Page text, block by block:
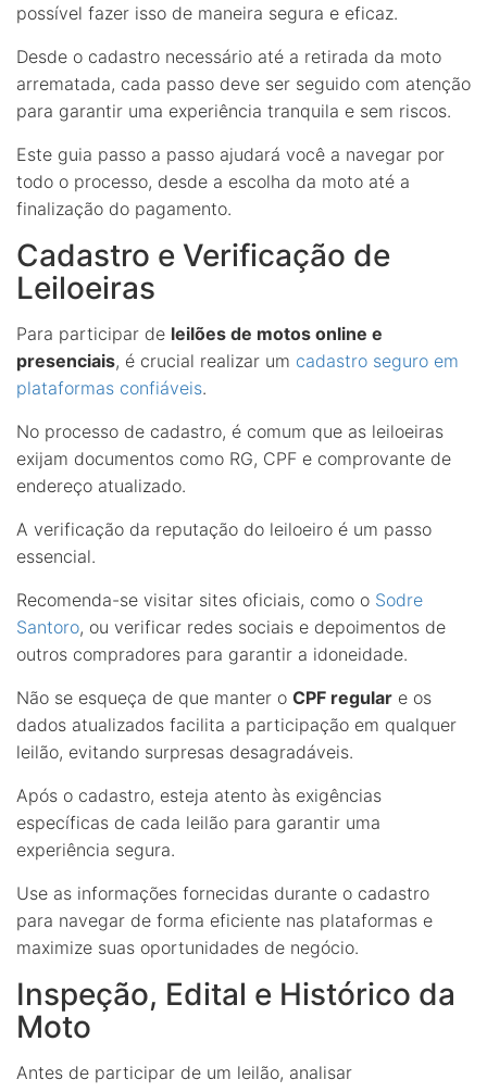
possível fazer isso de maneira segura e eficaz.
Desde o cadastro necessário até a retirada da moto
arrematada, cada passo deve ser seguido com atenção
para garantir uma experiência tranquila e sem riscos.
Este guia passo a passo ajudará você a navegar por
todo o processo, desde a escolha da moto até a
finalização do pagamento.
Cadastro e Verificação de
Leiloeiras
Para participar de leilões de motos online e
presenciais, é crucial realizar um cadastro seguro em
plataformas confiáveis.
No processo de cadastro, é comum que as leiloeiras
exijam documentos como RG, CPF e comprovante de
endereço atualizado.
A verificação da reputação do leiloeiro é um passo
essencial.
Recomenda-se visitar sites oficiais, como o Sodre
Santoro, ou verificar redes sociais e depoimentos de
outros compradores para garantir a idoneidade.
Não se esqueça de que manter o CPF regular e os
dados atualizados facilita a participação em qualquer
leilão, evitando surpresas desagradáveis.
Após o cadastro, esteja atento às exigências
específicas de cada leilão para garantir uma
experiência segura.
Use as informações fornecidas durante o cadastro
para navegar de forma eficiente nas plataformas e
maximize suas oportunidades de negócio.
Inspeção, Edital e Histórico da
Moto
Antes de participar de um leilão, analisar